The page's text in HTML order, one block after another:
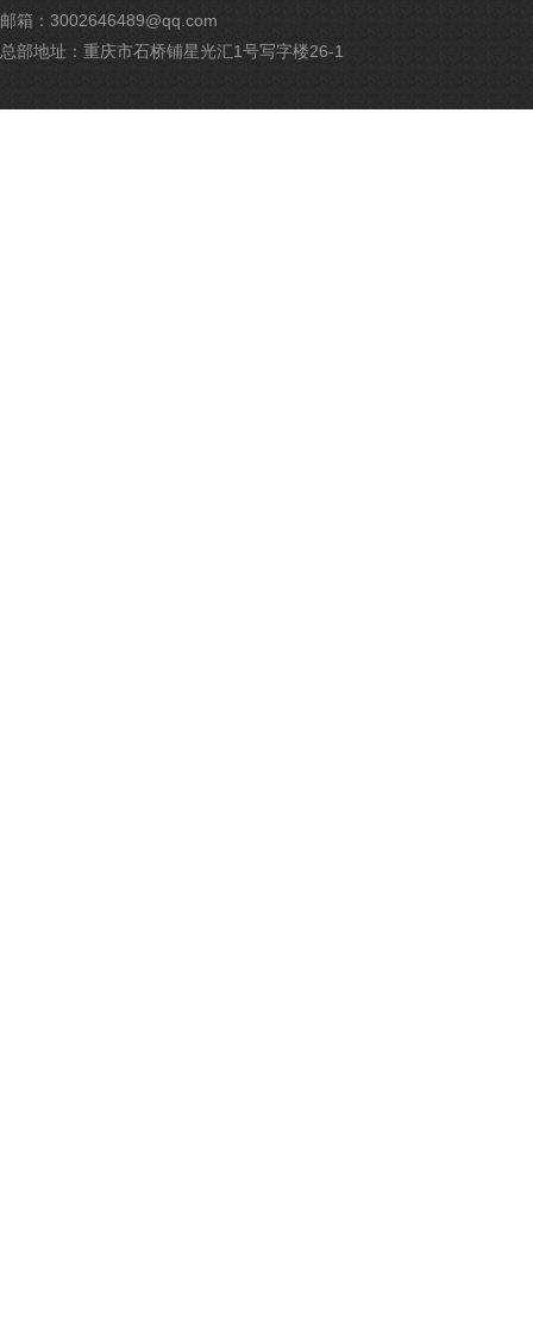
邮箱：3002646489@qq.com
总部地址：重庆市石桥铺星光汇1号写字楼26-1